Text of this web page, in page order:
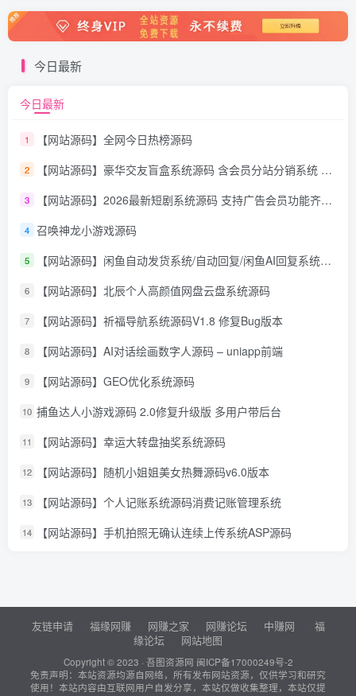
今日最新
今日最新
1 【网站源码】全网今日热榜源码
2 【网站源码】豪华交友盲盒系统源码 含会员分站分销系统 可易支付
3 【网站源码】2026最新短剧系统源码 支持广告会员功能齐全短剧源码
4 召唤神龙小游戏源码
5 【网站源码】闲鱼自动发货系统/自动回复/闲鱼AI回复系统源码
6 【网站源码】北辰个人高颜值网盘云盘系统源码
7 【网站源码】祈福导航系统源码V1.8 修复Bug版本
8 【网站源码】AI对话绘画数字人源码 – uniapp前端
9 【网站源码】GEO优化系统源码
10 捕鱼达人小游戏源码 2.0修复升级版 多用户带后台
11 【网站源码】幸运大转盘抽奖系统源码
12 【网站源码】随机小姐姐美女热舞源码v6.0版本
13 【网站源码】个人记账系统源码消费记账管理系统
14 【网站源码】手机拍照无确认连续上传系统ASP源码
友链申请 福缘网赚 网赚之家 网赚论坛 中赚网
福
缘论坛
网站地图
Copyright © 2023 · 吾图资源网 闽ICP备17000249号-2
免责声明：本站资源均源自网络，所有发布网站资源，仅供学习和研究
使用！本站内容由互联网用户自发分享，本站仅做收集整理，本站仅提